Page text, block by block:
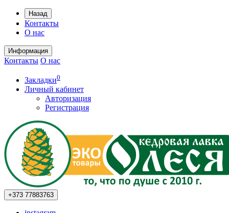
Назад
Контакты
О нас
Информация
Контакты О нас
Закладки0
Личный кабинет
Авторизация
Регистрация
+373 77883763